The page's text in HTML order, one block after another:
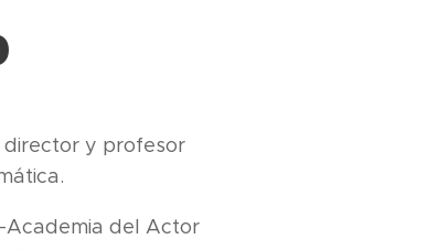
director y profesor
Academia del Actor